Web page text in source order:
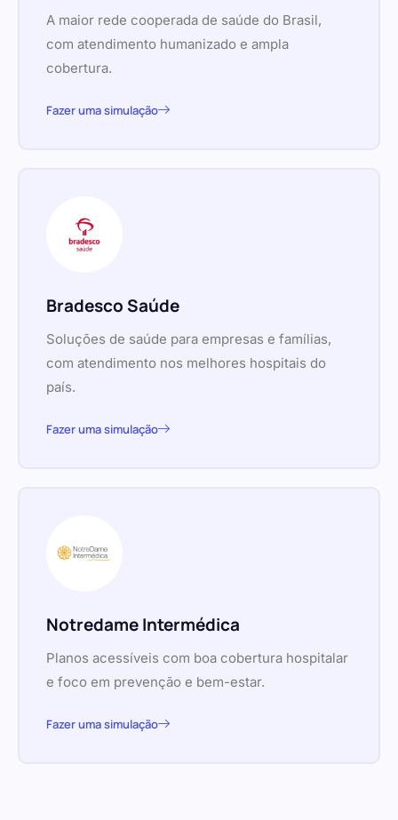
A maior rede cooperada de saúde do Brasil,
com atendimento humanizado e ampla
cobertura.
Fazer uma simulação
Bradesco Saúde
Soluções de saúde para empresas e famílias,
com atendimento nos melhores hospitais do
país.
Fazer uma simulação
Notredame Intermédica
Planos acessíveis com boa cobertura hospitalar
e foco em prevenção e bem-estar.
Fazer uma simulação